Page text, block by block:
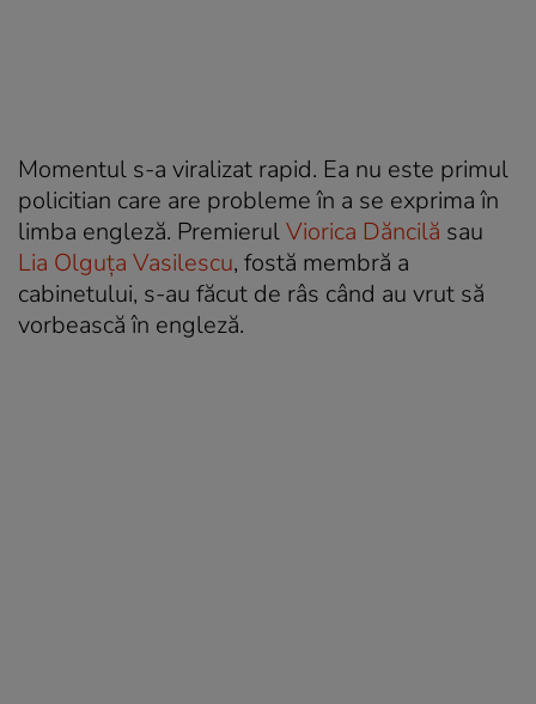
Momentul s-a viralizat rapid. Ea nu este primul
policitian care are probleme în a se exprima în
limba engleză. PremierulViorica Dăncilă sau
Lia Olguța Vasilescu, fostă membră a
cabinetului, s-au făcut de râs când au vrut să
vorbească în engleză.